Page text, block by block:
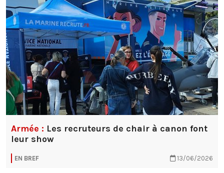
Armée : Les recruteurs de chair à canon font
leur show
EN BREF 13/06/2026